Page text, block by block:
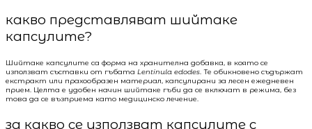
какво представляват шийтаке
капсулите?
Шийтаке капсулите са форма на хранителна добавка, в която се
използват съставки от гъбата Lentinula edodes. Те обикновено съдържат
екстракт или прахообразен материал, капсулирани за лесен ежедневен
прием. Целта е удобен начин шийтаке гъби да се включат в режима, без
това да се възприема като медицинско лечение.
за какво се използват капсулите с